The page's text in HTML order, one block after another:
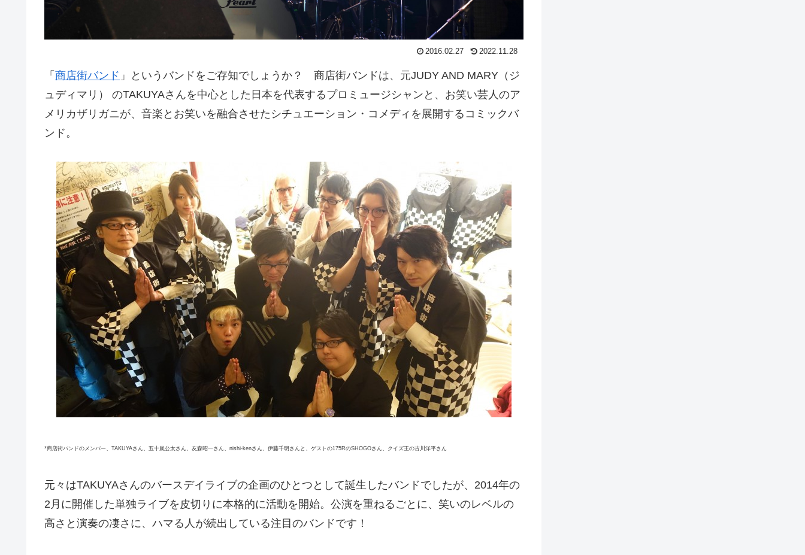
2016.02.27 2022.11.28
「 商店街バンド 」というバンドをご存知でしょうか？ 商店街バンドは、元JUDY AND MARY（ジ
ュディマリ） のTAKUYAさんを中心とした日本を代表するプロミュージシャンと、お笑い芸人のア
メリカザリガニが、音楽とお笑いを融合させたシチュエーション・コメディを展開するコミックバ
ンド。
*商店街バンドのメンバー、TAKUYAさん、五十嵐公太さん、友森昭一さん、nishi-kenさん、伊藤千明さんと、ゲストの175RのSHOGOさん、クイズ王の古川洋平さん
元々はTAKUYAさんのバースデイライブの企画のひとつとして誕生したバンドでしたが、2014年の
2月に開催した単独ライブを皮切りに本格的に活動を開始。公演を重ねるごとに、笑いのレベルの
高さと演奏の凄さに、ハマる人が続出している注目のバンドです！